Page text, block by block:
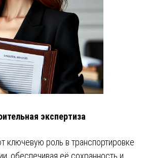
экспертиза
ключевую роль в транспортировке
обеспечивая её сохранность и